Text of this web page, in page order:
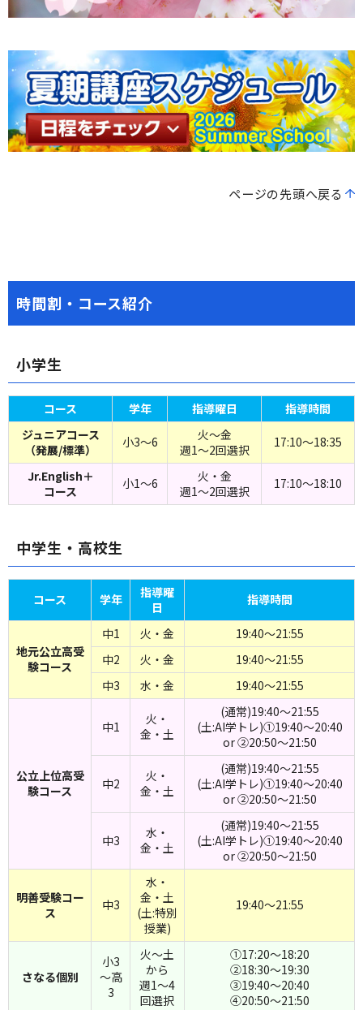
ページの先頭へ戻る
時間割・コース紹介
小学生
コース 学年 指導曜日
指導時間
ジュニアコース
（発展/標準）
小3～6
火～金
週1～2回選択
17:10～18:35
Jr.English＋
コース
小1～6
火・金
週1～2回選択
17:10～18:10
中学生・高校生
コース 学年
指導曜
日
指導時間
地元公立高受
験コース
中1 火・金
19:40～21:55
中2
火・金
19:40～21:55
中3
水・金 19:40～21:55
公立上位高受
験コース
中1
火・
金・土
(通常)19:40～21:55
(土:AI学トレ)①19:40～20:40
or ②20:50～21:50
中2
火・
金・土
(通常)19:40～21:55
(土:AI学トレ)①19:40～20:40
or ②20:50～21:50
中3
水・
金・土
(通常)19:40～21:55
(土:AI学トレ)①19:40～20:40
or ②20:50～21:50
明善受験コー
ス
中3
水・
金・土
(土:特別
授業)
19:40～21:55
さなる個別
小3
～高
3
火～土
から
週1～4
回選択
①17:20～18:20
②18:30～19:30
③19:40～20:40
④20:50～21:50